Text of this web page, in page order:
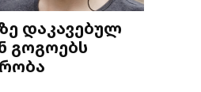
დაკავებულ
გოგოებს